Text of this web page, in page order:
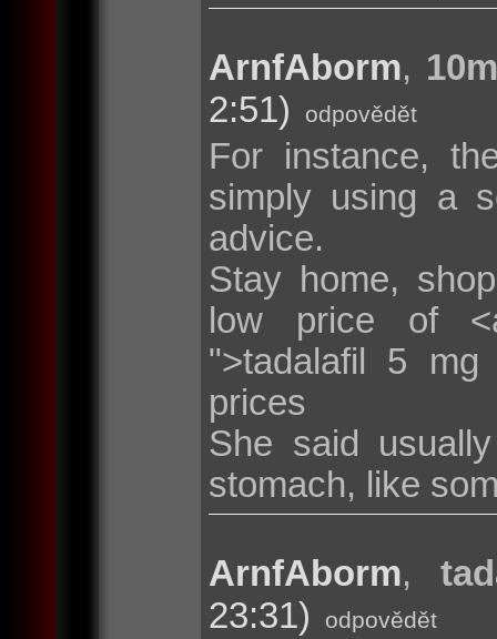
ArnfAborm,
2:51)
odpovědět
For instance,
simply using a
advice.
Stay home,
low price of <a
">tadalafil 5 mg
prices
She said
stomach, like
ArnfAborm,
23:31)
odpovědět